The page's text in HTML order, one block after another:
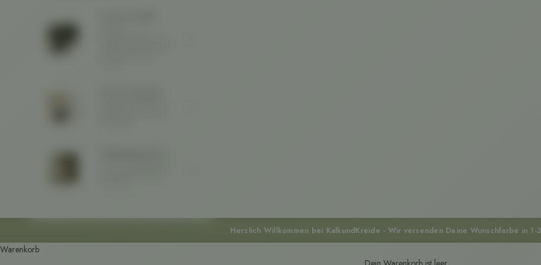
Herzlich Willkommen bei KalkundKreide - Wir versenden Deine Wunschfarbe in 1-
Warenkorb